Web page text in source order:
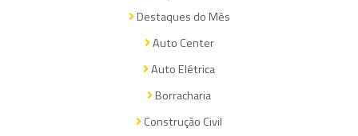
Destaques do Mês
Auto Center
Auto Elétrica
Borracharia
Construção Civil